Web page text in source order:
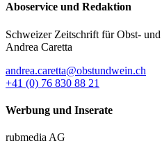
Aboservice und Redaktion
Schweizer Zeitschrift für Obst-
Andrea Caretta
andrea.caretta@obstundwein.ch
+41 (0) 76 830 88 21
Werbung und Inserate
rubmedia AG